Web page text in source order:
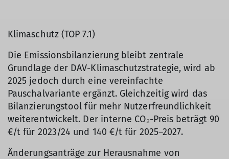
Klimaschutz (TOP 7.1)
Die Emissionsbilanzierung bleibt zentrale
Grundlage der DAV-Klimaschutzstrategie, wird ab
2025 jedoch durch eine vereinfachte
Pauschalvariante ergänzt. Gleichzeitig wird das
Bilanzierungstool für mehr Nutzerfreundlichkeit
weiterentwickelt. Der interne CO₂-Preis beträgt 90
€/t für 2023/24 und 140 €/t für 2025–2027.
Änderungsanträge zur Herausnahme von